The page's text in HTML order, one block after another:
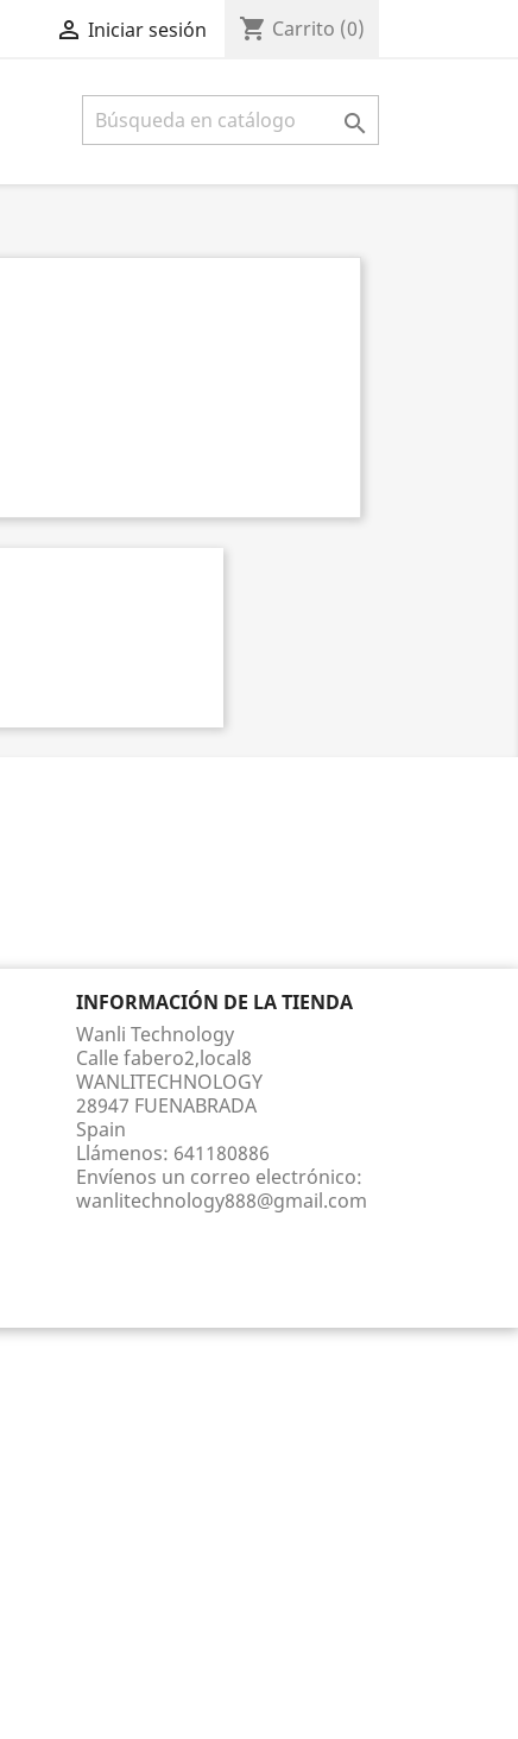
 Iniciar sesión shopping_cart Carrito (0)

INFORMACIÓN DE LA TIENDA
Wanli Technology
Calle fabero2,local8
WANLITECHNOLOGY
28947 FUENABRADA
Spain
Llámenos: 641180886
Envíenos un correo electrónico:
wanlitechnology888@gmail.com